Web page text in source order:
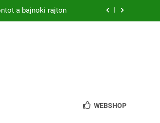
a bajnoki rajton
pályára Érden
Magyar Kupában
rajtol az Érdi VSE!
WEBSHOP